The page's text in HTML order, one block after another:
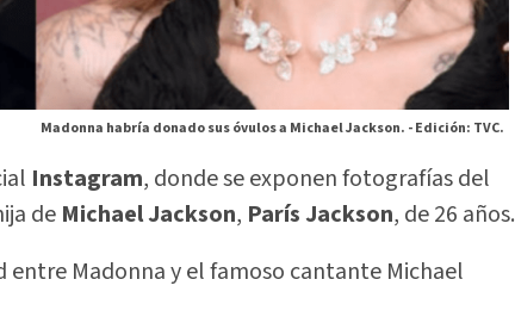
Madonna habría donado sus óvulos a Michael Jackson. -Edición: TVC.
Instagram, donde se exponen fotografías del
de Michael Jackson, París Jackson, de 26 años.
Madonna y el famoso cantante Michael